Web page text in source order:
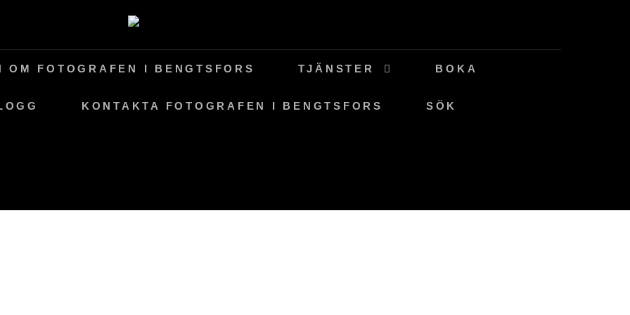
OM FOTOGRAFEN I BENGTSFORS TJÄNSTER BOKA
KONTAKTA FOTOGRAFEN I BENGTSFORS SÖK